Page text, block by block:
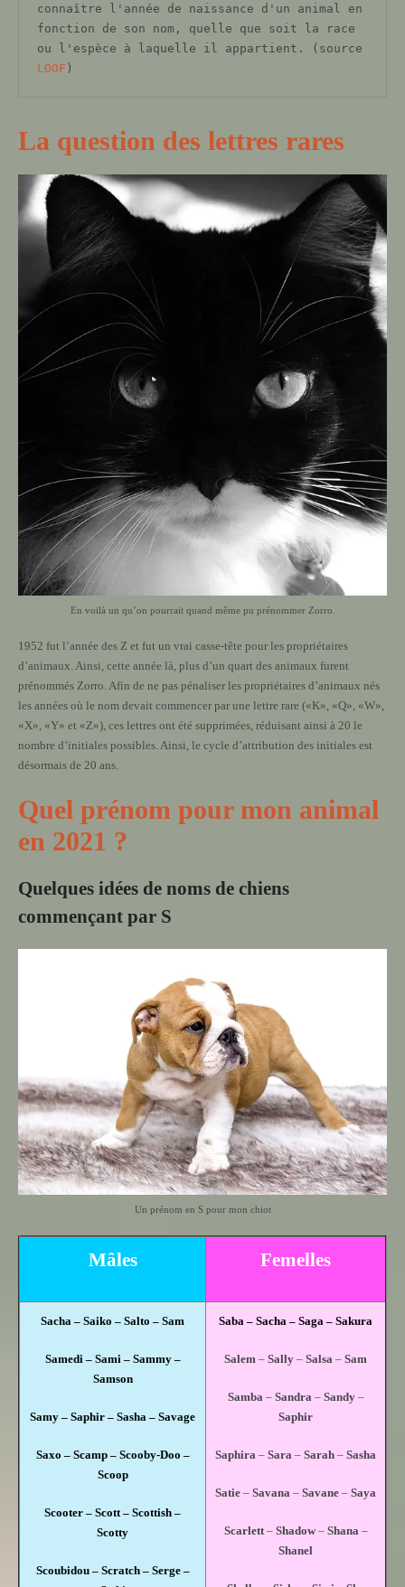
connaître l'année de naissance d'un animal en
fonction de son nom, quelle que soit la race
LOOF )
La question des lettres rares
En voilà un qu’on pourrait quand même pu prénommer Zorro.
1952 fut l’année des Z et fut un vrai casse-tête pour les propriétaires
d’animaux. Ainsi, cette année là, plus d’un quart des animaux furent
prénommés Zorro. Afin de ne pas pénaliser les propriétaires d’animaux nés
les années où le nom devait commencer par une lettre rare («K», «Q», «W»,
«X», «Y» et «Z»), ces lettres ont été supprimées, réduisant ainsi à 20 le
nombre d’initiales possibles. Ainsi, le cycle d’attribution des initiales est
désormais de 20 ans.
Quel prénom pour mon animal
en 2021 ?
Quelques idées de noms de chiens
commençant par S
Un prénom en S pour mon chiot
Mâles Femelles
Sacha – Saiko – Salto – Sam
Samedi – Sami – Sammy –
Samson
Samy – Saphir – Sasha – Savage
Saxo – Scamp – Scooby-Doo –
Scoop
Scooter – Scott – Scottish –
Scotty
Scoubidou – Scratch – Serge –
Saba – Sacha – Saga – Sakura
Salem – Sally – Salsa – Sam
Samba – Sandra – Sandy–
Saphir
Saphira – Sara – Sarah – Sasha
Satie – Savana – Savane – Saya
Scarlett– Shadow– Shana –
Shanel